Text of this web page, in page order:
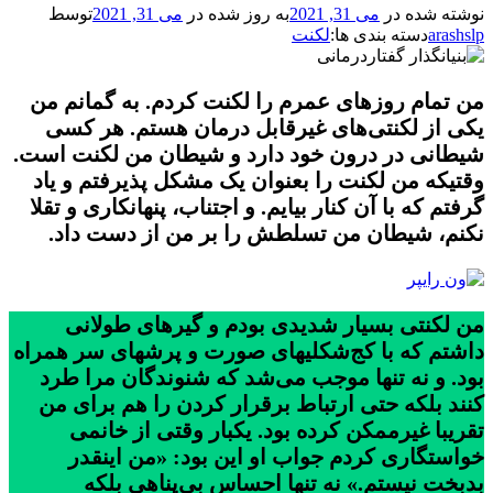
نوشته شده در می 31, 2021 به روز شده در می 31, 2021
توسط
arashslpدسته بندی ها:لکنت
من تمام روزهای عمرم را لکنت کردم. به گمانم من
یکی از لکنتی‌های غیرقابل درمان هستم. هر کسی
شیطانی در درون خود دارد و شیطان من لکنت است.
وقتیکه من لکنت را بعنوان یک مشکل پذیرفتم و یاد
گرفتم که با آن کنار بیایم. و اجتناب، پنهانکاری و تقلا
نکنم، شیطان من تسلطش را بر من از دست داد.
من لکنتی بسیار شدیدی بودم و گیرهای طولانی
داشتم که با کج‌شکلیهای صورت و پرشهای سر همراه
بود. و نه تنها موجب می‌شد که شنوندگان مرا طرد
کنند بلکه حتی ارتباط برقرار کردن را هم برای من
تقریبا غیرممکن کرده بود. یکبار وقتی از خانمی
خواستگاری کردم جواب او این بود: «من اینقدر
بدبخت نیستم.» نه تنها احساس بی‌پناهی بلکه